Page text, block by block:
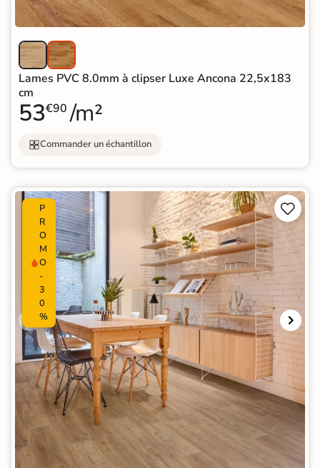
Lames PVC 8.0mm à clipser Luxe Ancona 22,5x183
cm
53€90 /m²
Commander un échantillon
P
R
O
M
O
-
3
0
%

